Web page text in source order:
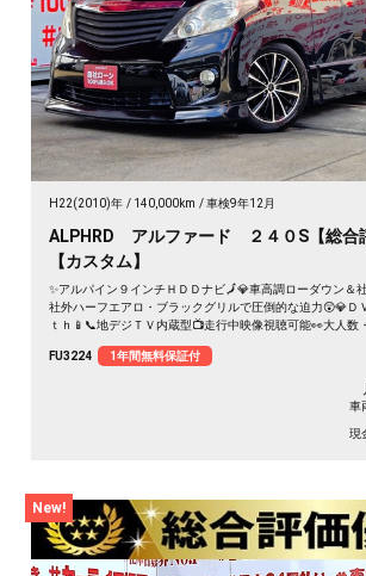
H22(2010)年 140,000km 車検9年12月
ALPHRD アルファード ２４０S【総合
【カスタム】
✨アルパイン９インチＨＤＤナビ🗾💎車高調ローダウン＆
社外ハーフエアロ・ブラックグリルで圧倒的な迫力😲💎Ｄ
ｔｈ📱📞地デジＴＶ内蔵型📺走行中映像視聴可能👀大人数
FU3224
1年間無料保証付
車
現
New!